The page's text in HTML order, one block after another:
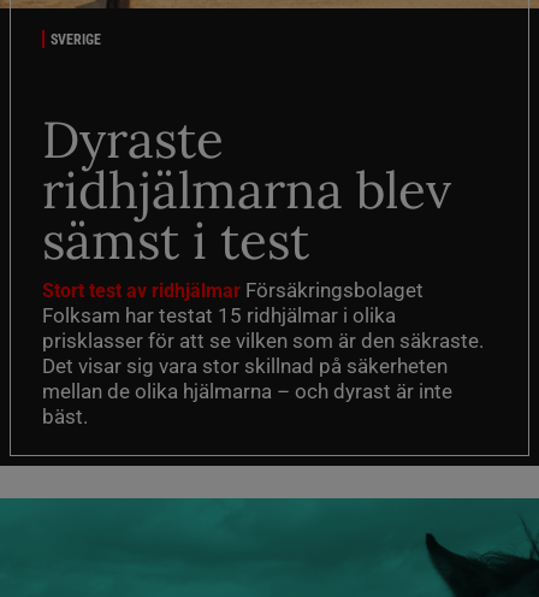
SVERIGE
Dyraste
ridhjälmarna blev
sämst i test
Stort test av ridhjälmar Försäkringsbolaget
Folksam har testat 15 ridhjälmar i olika
prisklasser för att se vilken som är den säkraste.
Det visar sig vara stor skillnad på säkerheten
mellan de olika hjälmarna – och dyrast är inte
bäst.